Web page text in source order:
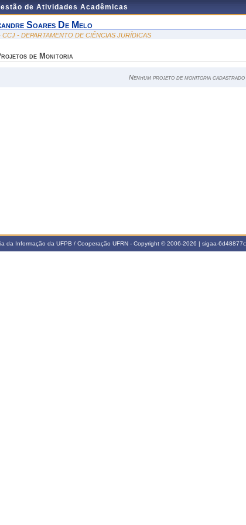
de Atividades Acadêmicas
Soares De Melo
CCJ - DEPARTAMENTO DE CIÊNCIAS JURÍDICAS
de Monitoria
Nenhum projeto de monitoria cadastrado
da Informação da UFPB / Cooperação UFRN - Copyright © 2006-2026 | sigaa-